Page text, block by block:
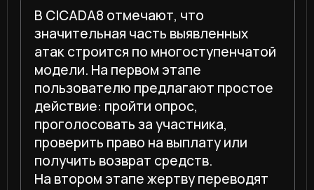
направления Brand Protection CICADA8
ООО «АЙТИПИ Сервисы»
Резидент проекта
ИНТЦ «Квантовая долина»